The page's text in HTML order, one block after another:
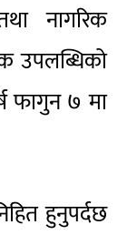
नागरिक
उपलब्धिको
फागुन ७ मा
हुनुपर्दछ